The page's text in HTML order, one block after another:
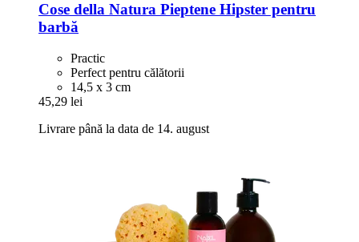
Cose della Natura Pieptene Hipster pentru
barbă
Practic
Perfect pentru călătorii
14,5 x 3 cm
45,29 lei
Livrare până la data de 14. august